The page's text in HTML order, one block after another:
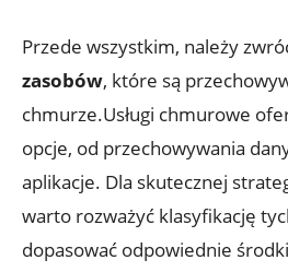
Przede wszystkim, należy⁣
zasobów, które są​
chmurze.Usługi chmurowe
opcje, ‌od przechowywania
aplikacje. Dla skutecznej
warto⁤ rozważyć⁢ klasyfikację
dopasować odpowiednie